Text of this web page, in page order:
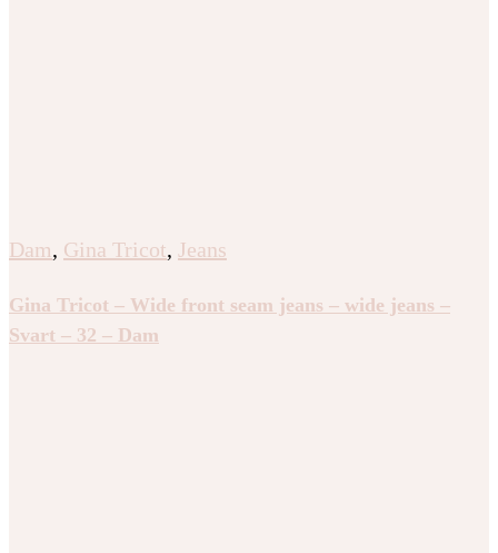
Dam, Gina Tricot, Jeans
Gina Tricot – Wide front seam jeans – wide jeans –
Svart – 32 – Dam